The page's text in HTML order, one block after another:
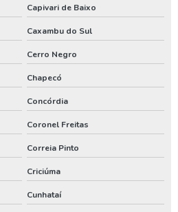
Capivari de Baixo
Caxambu do Sul
Cerro Negro
Chapecó
Concórdia
Coronel Freitas
Correia Pinto
Criciúma
Cunhataí